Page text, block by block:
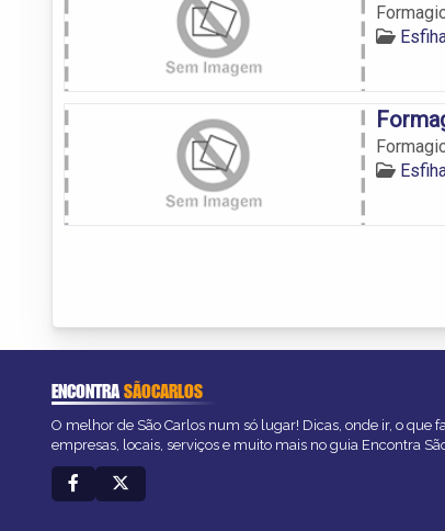
ENCONTRASÃOCARLOS
O melhor de São Carlos num só lugar! Dicas, onde ir, o que
empresas, locais, serviços e muito mais no guia Encontra